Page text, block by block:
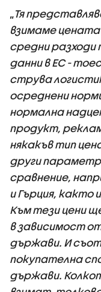
„Тя
взимаме
средни разходи
данни в ЕС -
струва
осреднени
нормална
продукт,
някакъв тип
други
сравнение,
и Гърция, както
Към тези цени
в зависимост
държави. И
покупателна
държави.